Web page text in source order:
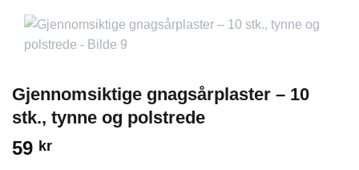
Gjennomsiktige gnagsårplaster – 10
stk., tynne og polstrede
59 kr